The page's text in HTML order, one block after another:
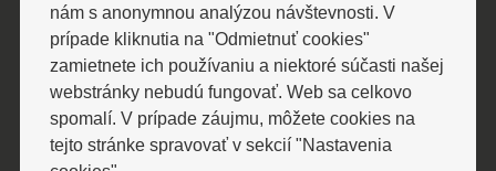
dopriať v rámci týchto
pobytov
nám s anonymnou analýzou návštevnosti. V
prípade kliknutia na "Odmietnuť cookies"
zamietnete ich používaniu a niektoré súčasti našej
webstránky nebudú fungovať. Web sa celkovo
spomalí. V prípade záujmu, môžete cookies na
tejto stránke spravovať v sekcií "Nastavenia